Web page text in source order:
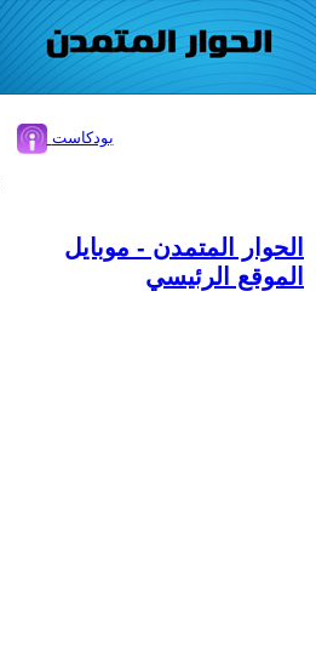
بودكاست
الحوار المتمدن - موبايل
الموقع الرئيسي